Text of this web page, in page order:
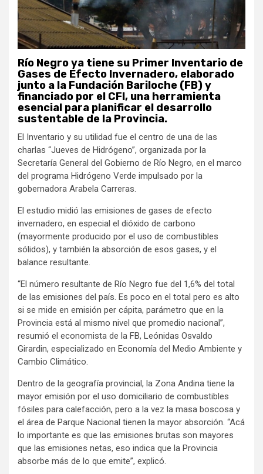
Río Negro ya tiene su Primer Inventario de
Gases de Efecto Invernadero, elaborado
junto a la Fundación Bariloche (FB) y
financiado por el CFI, una herramienta
esencial para planificar el desarrollo
sustentable de la Provincia.
El Inventario y su utilidad fue el centro de una de las
charlas “Jueves de Hidrógeno”, organizada por la
Secretaría General del Gobierno de Río Negro, en el marco
del programa Hidrógeno Verde impulsado por la
gobernadora Arabela Carreras.
El estudio midió las emisiones de gases de efecto
invernadero, en especial el dióxido de carbono
(mayormente producido por el uso de combustibles
sólidos), y también la absorción de esos gases, y el
balance resultante.
“El número resultante de Río Negro fue del 1,6% del total
de las emisiones del país. Es poco en el total pero es alto
si se mide en emisión per cápita, parámetro que en la
Provincia está al mismo nivel que promedio nacional”,
resumió el economista de la FB, Leónidas Osvaldo
Girardin, especializado en Economía del Medio Ambiente y
Cambio Climático.
Dentro de la geografía provincial, la Zona Andina tiene la
mayor emisión por el uso domiciliario de combustibles
fósiles para calefacción, pero a la vez la masa boscosa y
el área de Parque Nacional tienen la mayor absorción. “Acá
lo importante es que las emisiones brutas son mayores
que las emisiones netas, eso indica que la Provincia
absorbe más de lo que emite”, explicó.